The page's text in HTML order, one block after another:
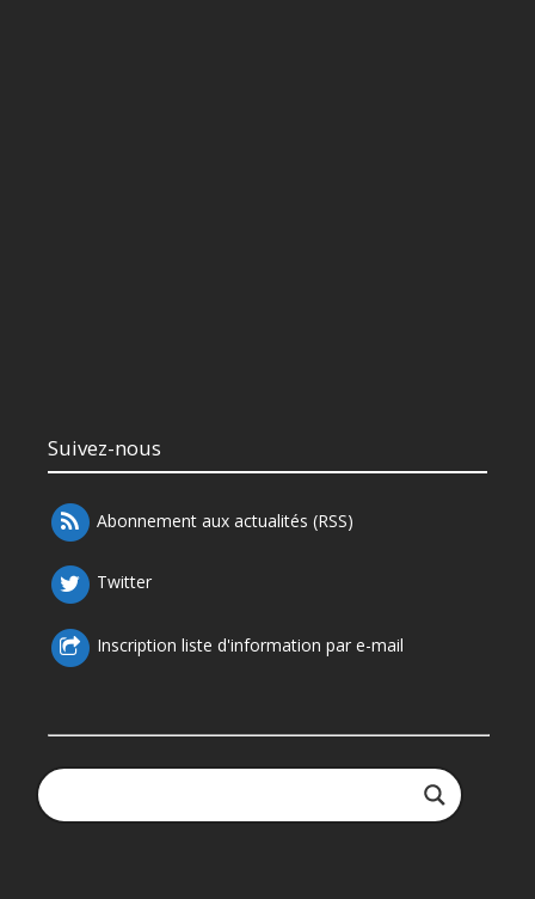
Suivez-nous
Abonnement aux actualités (RSS)
Twitter
Inscription liste d'information par e-mail